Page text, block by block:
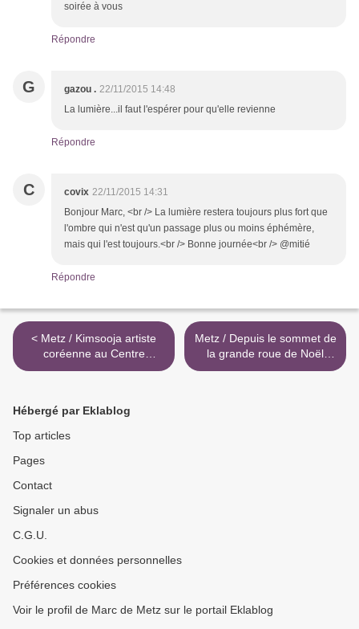
soirée à vous
Répondre
G gazou . 22/11/2015 14:48
La lumière...il faut l'espérer pour qu'elle revienne
Répondre
C covix 22/11/2015 14:31
Bonjour Marc, <br /> La lumière restera toujours plus fort que
l'ombre qui n'est qu'un passage plus ou moins éphémère,
mais qui l'est toujours.<br /> Bonne journée<br /> @mitié
Répondre
< Metz / Kimsooja artiste
coréenne au Centre
Pompidou-Metz...
Metz / Depuis le sommet de
la grande roue de Noël
2015... >
Hébergé par Eklablog
Top articles
Pages
Contact
Signaler un abus
C.G.U.
Cookies et données personnelles
Préférences cookies
Voir le profil de Marc de Metz sur le portail Eklablog